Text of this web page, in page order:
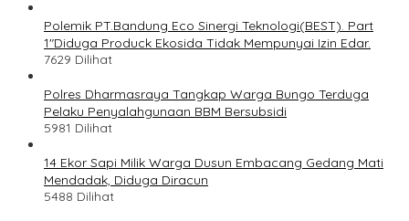
Polemik PT.Bandung Eco Sinergi Teknologi(BEST). Part
1″Diduga Produck Ekosida Tidak Mempunyai Izin Edar.
7629 Dilihat
Polres Dharmasraya Tangkap Warga Bungo Terduga
Pelaku Penyalahgunaan BBM Bersubsidi
5981 Dilihat
14 Ekor Sapi Milik Warga Dusun Embacang Gedang Mati
Mendadak, Diduga Diracun
5488 Dilihat